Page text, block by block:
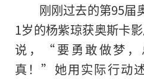
刚刚过去的第95届
1岁的杨紫琼获奥斯卡
说，“要勇敢做梦，
真！”她用实际行动